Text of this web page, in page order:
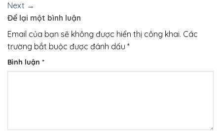
Next →
Để lại một bình luận
Email của bạn sẽ không được hiển thị công khai. Các
trường bắt buộc được đánh dấu *
Bình luận *